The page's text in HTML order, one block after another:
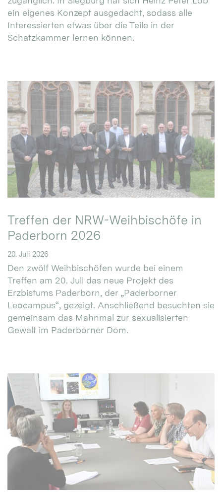
ein eigenes Konzept ausgedacht, sodass alle
Interessierten etwas über die Teile in der
Schatzkammer lernen können.
Treffen der NRW-Weihbischöfe in
Paderborn 2026
20. Juli 2026
Den zwölf Weihbischöfen wurde bei einem
Treffen am 20. Juli das neue Projekt des
Erzbistums Paderborn, der „Paderborner
Leocampus“, gezeigt. Anschließend besuchten sie
gemeinsam das Mahnmal zur sexualisierten
Gewalt im Paderborner Dom.